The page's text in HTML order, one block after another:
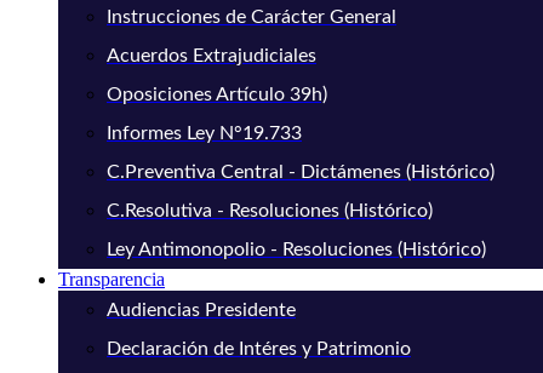
Instrucciones de Carácter General
Acuerdos Extrajudiciales
Oposiciones Artículo 39h)
Informes Ley N°19.733
C.Preventiva Central - Dictámenes (Histórico)
C.Resolutiva - Resoluciones (Histórico)
Ley Antimonopolio - Resoluciones (Histórico)
Transparencia
Audiencias Presidente
Declaración de Intéres y Patrimonio